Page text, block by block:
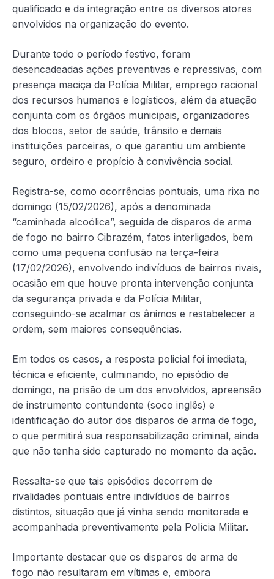
qualificado e da integração entre os diversos atores
envolvidos na organização do evento.
Durante todo o período festivo, foram
desencadeadas ações preventivas e repressivas, com
presença maciça da Polícia Militar, emprego racional
dos recursos humanos e logísticos, além da atuação
conjunta com os órgãos municipais, organizadores
dos blocos, setor de saúde, trânsito e demais
instituições parceiras, o que garantiu um ambiente
seguro, ordeiro e propício à convivência social.
Registra-se, como ocorrências pontuais, uma rixa no
domingo (15/02/2026), após a denominada
“caminhada alcoólica”, seguida de disparos de arma
de fogo no bairro Cibrazém, fatos interligados, bem
como uma pequena confusão na terça-feira
(17/02/2026), envolvendo indivíduos de bairros rivais,
ocasião em que houve pronta intervenção conjunta
da segurança privada e da Polícia Militar,
conseguindo-se acalmar os ânimos e restabelecer a
ordem, sem maiores consequências.
Em todos os casos, a resposta policial foi imediata,
técnica e eficiente, culminando, no episódio de
domingo, na prisão de um dos envolvidos, apreensão
de instrumento contundente (soco inglês) e
identificação do autor dos disparos de arma de fogo,
o que permitirá sua responsabilização criminal, ainda
que não tenha sido capturado no momento da ação.
Ressalta-se que tais episódios decorrem de
rivalidades pontuais entre indivíduos de bairros
distintos, situação que já vinha sendo monitorada e
acompanhada preventivamente pela Polícia Militar.
Importante destacar que os disparos de arma de
fogo não resultaram em vítimas e, embora